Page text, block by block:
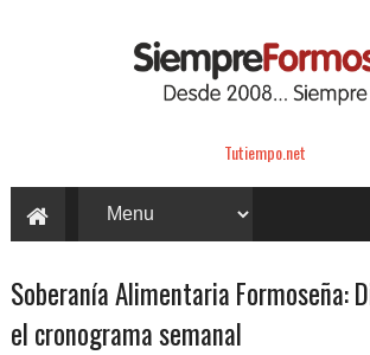
Tutiempo.net
Soberanía Alimentaria Formoseña:
el cronograma semanal